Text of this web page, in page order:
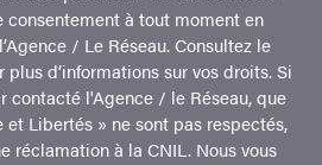
consentement à tout moment en
/ Le Réseau. Consultez le
plus d’informations sur vos droits. Si
contacté l'Agence / le Réseau, que
Libertés » ne sont pas respectés,
réclamation à la CNIL. Nous vous